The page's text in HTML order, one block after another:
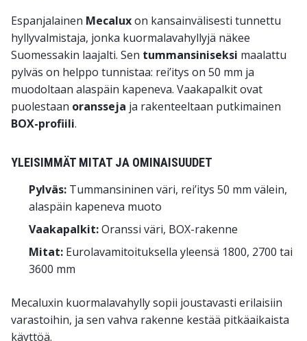
Espanjalainen Mecaluxon kansainvälisesti tunnettu
hyllyvalmistaja, jonka kuormalavahyllyjä näkee
Suomessakin laajalti. Sen tummansiniseksi maalattu
pylväs on helppo tunnistaa: rei’itys on 50 mm ja
muodoltaan alaspäin kapeneva. Vaakapalkit ovat
puolestaan oransseja ja rakenteeltaan putkimainen
BOX-profiili.
YLEISIMMÄT MITAT JA OMINAISUUDET
Pylväs:Tummansininen väri, rei’itys 50 mm välein,
alaspäin kapeneva muoto
Vaakapalkit:Oranssi väri, BOX-rakenne
Mitat:Eurolavamitoituksella yleensä 1800, 2700 tai
3600 mm
Mecaluxin kuormalavahylly sopii joustavasti erilaisiin
varastoihin, ja sen vahva rakenne kestää pitkäaikaista
käyttöä.